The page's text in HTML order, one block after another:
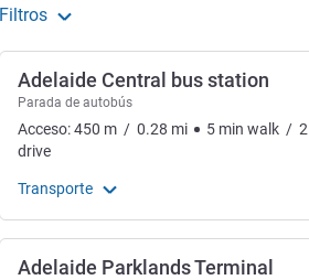
Filtros
Adelaide Central bus station
Parada de autobús
Acceso:450 m / 0.28 mi 5 min walk / 2
drive
Transporte
Adelaide Parklands Terminal